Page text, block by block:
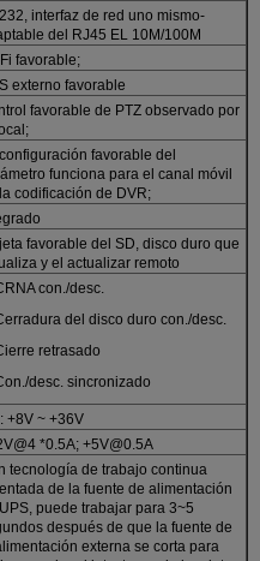
interfaz de red uno mismo-
del RJ45 EL 10M/100M
favorable;
externo favorable
favorable de PTZ observado por
favorable del
funciona para el canal móvil
codificación de DVR;
favorable del SD, disco duro que
y el actualizar remoto
con./desc.
del disco duro con./desc.
retrasado
desc. sincronizado
+8V ~ +36V
*0.5A; +5V@0.5A
tecnología de trabajo continua
de la fuente de alimentación
puede trabajar para 3~5
después de que la fuente de
externa se corta para